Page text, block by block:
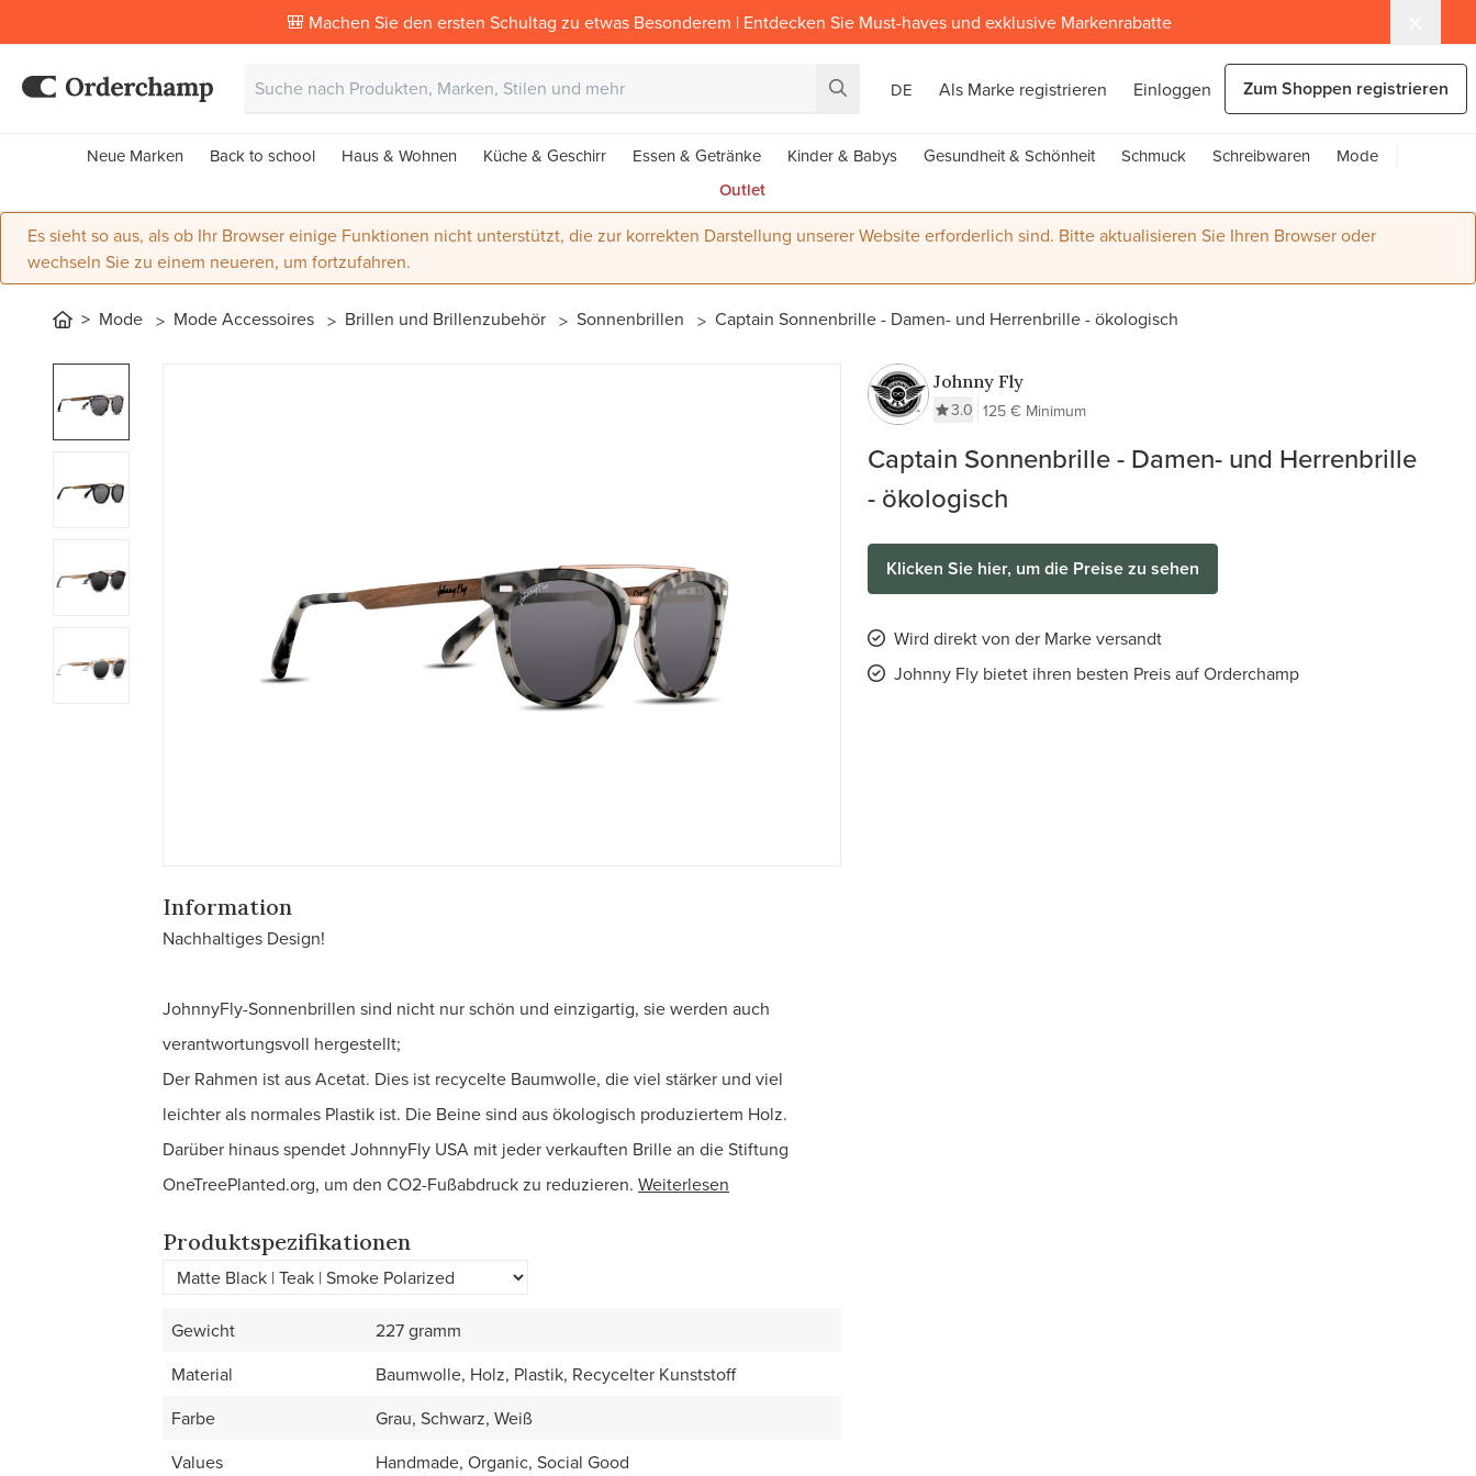
🎒 Machen Sie den ersten Schultag zu etwas Besonderem | Entdecken Sie Must-haves und exklusive Markenrabatte
DE Als Marke registrieren Einloggen Zum Shoppen registrieren
Neue Marken Back to school Haus & Wohnen Küche & Geschirr Essen & Getränke Kinder & Babys Gesundheit & Schönheit Schmuck Schreibwaren
Mode
Outlet
Es sieht so aus, als ob Ihr Browser einige Funktionen nicht unterstützt, die zur korrekten Darstellung unserer Website erforderlich sind. Bitte aktualisieren Sie Ihren Browser oder
wechseln Sie zu einem neueren, um fortzufahren.
Mode Mode Accessoires Brillen und Brillenzubehör Sonnenbrillen Captain Sonnenbrille - Damen- und Herrenbrille - ökologisch
Johnny Fly
3.0 125 € Minimum
Captain Sonnenbrille - Damen- und Herrenbrille
- ökologisch
Klicken Sie hier, um die Preise zu sehen
Wird direkt von der Marke versandt
Johnny Fly bietet ihren besten Preis auf Orderchamp
Information
Nachhaltiges Design!
JohnnyFly-Sonnenbrillen sind nicht nur schön und einzigartig, sie werden auch
verantwortungsvoll hergestellt;
Der Rahmen ist aus Acetat. Dies ist recycelte Baumwolle, die viel stärker und viel
leichter als normales Plastik ist. Die Beine sind aus ökologisch produziertem Holz.
Darüber hinaus spendet JohnnyFly USA mit jeder verkauften Brille an die Stiftung
OneTreePlanted.org, um den CO2-Fußabdruck zu reduzieren. Weiterlesen
Produktspezifikationen
Gewicht
227 gramm
Material
Baumwolle, Holz, Plastik, Recycelter Kunststoff
Farbe
Grau, Schwarz, Weiß
Values
Handmade, Organic, Social Good